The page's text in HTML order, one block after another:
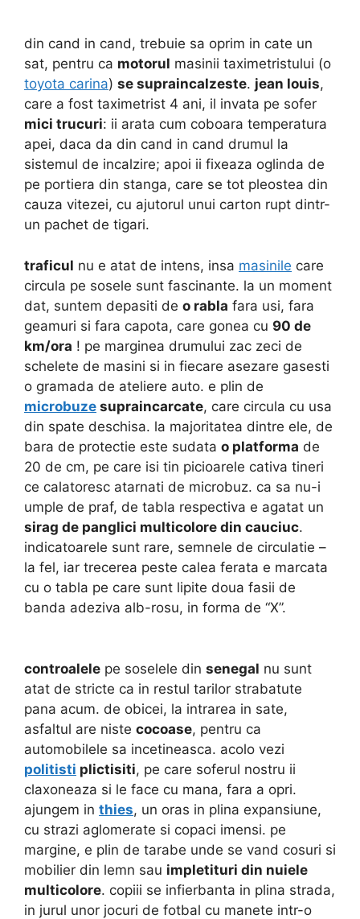
din cand in cand, trebuie sa oprim in cate un
sat, pentru ca motorul masinii taximetristului (o
toyota carina) se supraincalzeste. jean louis,
care a fost taximetrist 4 ani, il invata pe sofer
mici trucuri: ii arata cum coboara temperatura
apei, daca da din cand in cand drumul la
sistemul de incalzire; apoi ii fixeaza oglinda de
pe portiera din stanga, care se tot pleostea din
cauza vitezei, cu ajutorul unui carton rupt dintr-
un pachet de tigari.
traficul nu e atat de intens, insa masinile care
circula pe sosele sunt fascinante. la un moment
dat, suntem depasiti de o rabla fara usi, fara
geamuri si fara capota, care gonea cu 90 de
km/ora ! pe marginea drumului zac zeci de
schelete de masini si in fiecare asezare gasesti
o gramada de ateliere auto. e plin de
microbuze supraincarcate, care circula cu usa
din spate deschisa. la majoritatea dintre ele, de
bara de protectie este sudata o platforma de
20 de cm, pe care isi tin picioarele cativa tineri
ce calatoresc atarnati de microbuz. ca sa nu-i
umple de praf, de tabla respectiva e agatat un
sirag de panglici multicolore din cauciuc.
indicatoarele sunt rare, semnele de circulatie –
la fel, iar trecerea peste calea ferata e marcata
cu o tabla pe care sunt lipite doua fasii de
banda adeziva alb-rosu, in forma de “X”.
controalele pe soselele din senegal nu sunt
atat de stricte ca in restul tarilor strabatute
pana acum. de obicei, la intrarea in sate,
asfaltul are niste cocoase, pentru ca
automobilele sa incetineasca. acolo vezi
politisti plictisiti, pe care soferul nostru ii
claxoneaza si le face cu mana, fara a opri.
ajungem in thies, un oras in plina expansiune,
cu strazi aglomerate si copaci imensi. pe
margine, e plin de tarabe unde se vand cosuri si
mobilier din lemn sau impletituri din nuiele
multicolore. copiii se infierbanta in plina strada,
in jurul unor jocuri de fotbal cu manete intr-o